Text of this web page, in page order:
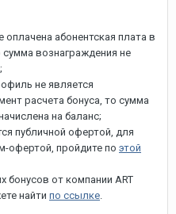
оплачена абонентская плата в
вознаграждения не
не является
расчета бонуса, то сумма
на баланс;
публичной офертой, для
офертой, пройдите по этой
бонусов от компании ART
найти по ссылке.